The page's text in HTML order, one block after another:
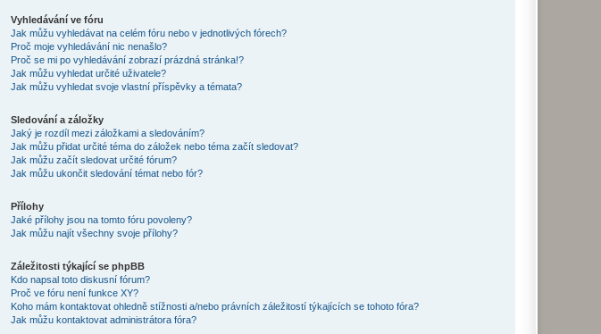
Vyhledávání ve fóru
Jak můžu vyhledávat na celém fóru nebo v jednotlivých fórech?
Proč moje vyhledávání nic nenašlo?
Proč se mi po vyhledávání zobrazí prázdná stránka!?
Jak můžu vyhledat určité uživatele?
Jak můžu vyhledat svoje vlastní příspěvky a témata?
Sledování a záložky
Jaký je rozdíl mezi záložkami a sledováním?
Jak můžu přidat určité téma do záložek nebo téma začít sledovat?
Jak můžu začít sledovat určité fórum?
Jak můžu ukončit sledování témat nebo fór?
Přílohy
Jaké přílohy jsou na tomto fóru povoleny?
Jak můžu najít všechny svoje přílohy?
Záležitosti týkající se phpBB
Kdo napsal toto diskusní fórum?
Proč ve fóru není funkce XY?
Koho mám kontaktovat ohledně stížnosti a/nebo právních záležitostí týkajících se tohoto fóra?
Jak můžu kontaktovat administrátora fóra?